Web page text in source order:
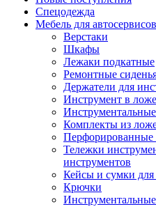
Спецодежда
Мебель для автосервисов
Верстаки
Шкафы
Лежаки подкатные
Ремонтные
Держатели для
Инструмент в
Комплекты из
Перфорированные
Тележки
инструментов
Кейсы и сумки для
Крючки